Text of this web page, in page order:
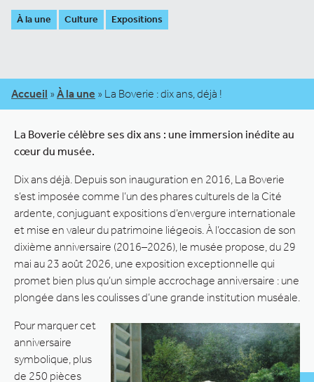
À la une Culture Expositions
Accueil » À la une » La Boverie : dix ans, déjà !
La Boverie célèbre ses dix ans : une immersion inédite au
cœur du musée.
Dix ans déjà. Depuis son inauguration en 2016, La Boverie
s’est imposée comme l’un des phares culturels de la Cité
ardente, conjuguant expositions d’envergure internationale
et mise en valeur du patrimoine liégeois. À l’occasion de son
dixième anniversaire (2016–2026), le musée propose, du 29
mai au 23 août 2026, une exposition exceptionnelle qui
promet bien plus qu’un simple accrochage anniversaire : une
plongée dans les coulisses d’une grande institution muséale.
Pour marquer cet
anniversaire
symbolique, plus
de 250 pièces